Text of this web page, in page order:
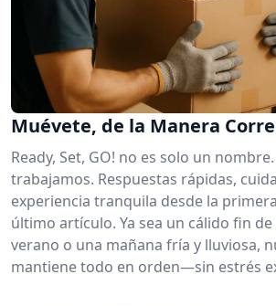
Muévete, de la Manera
Ready, Set, GO! no es solo un
trabajamos. Respuestas rápidas,
experiencia tranquila desde la
último artículo. Ya sea un cálido fin
verano o una mañana fría y lluviosa,
mantiene todo en orden—sin estrés